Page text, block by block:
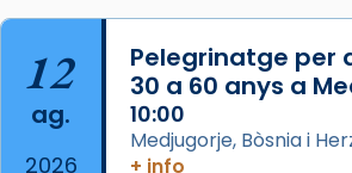
que les santes Juliana
Semproniana (“relatiu a
eterna”) són deixebles seves. I
frare Joan Gaspar Roig,
que les santes són filles de
Mataró en reivindicarà les
12
ag.
2026
Pelegrinatge per
30 a 60 anys a
10:00
Medjugorje, Bòsnia i
+ info